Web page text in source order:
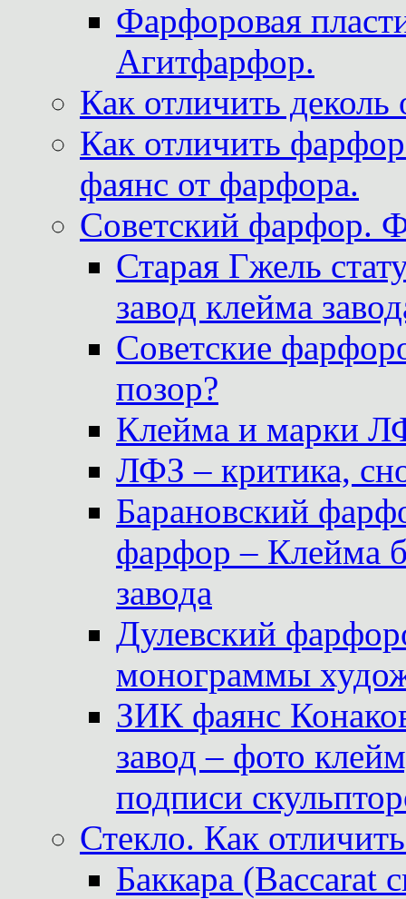
Фарфоровая
Агитфарфор.
Как отличить
Как отличить
фаянс от фарфора.
Советский фарфор.
Старая Гжель
завод клейма
Советские
позор?
Клейма и марки
ЛФЗ – критика,
Барановский
фарфор – Клейма
завода
Дулевский
монограммы
ЗИК фаянс
завод – фото
подписи
Стекло. Как
Баккара (Baccarat